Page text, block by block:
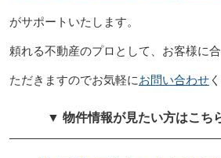
がサポートいたします。
頼れる不動産のプロとして、お客様に
ただきますのでお気軽にお問い合わせ
▼ 物件情報が見たい方はこち